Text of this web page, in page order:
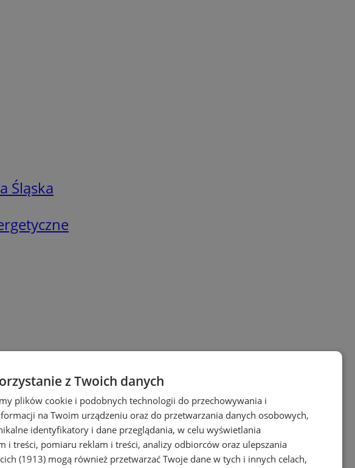
Śląska
z Twoich danych
plików cookie i podobnych technologii do przechowywania i
na Twoim urządzeniu oraz do przetwarzania danych osobowych,
identyfikatory i dane przeglądania, w celu wyświetlania
i treści, pomiaru reklam i treści, analizy odbiorców oraz ulepszania
(1913) mogą również przetwarzać Twoje dane w tych i innych celach,